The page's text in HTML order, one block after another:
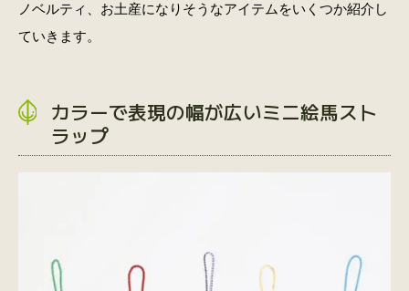
ノベルティ、お土産になりそうなアイテムをいくつか紹介し
ていきます。
カラーで表現の幅が広いミニ絵馬スト
ラップ